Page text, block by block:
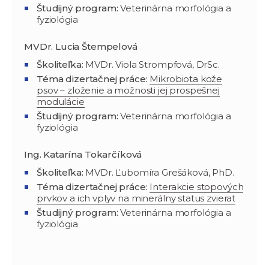
Študijný program: Veterinárna morfológia a
fyziológia
MVDr. Lucia Štempelová
Školiteľka: MVDr. Viola Strompfová, DrSc.
Téma dizertačnej práce: Mikrobiota kože
psov – zloženie a možnosti jej prospešnej
modulácie
Študijný program: Veterinárna morfológia a
fyziológia
Ing. Katarína Tokarčíková
Školiteľka: MVDr. Ľubomíra Grešáková, PhD.
Téma dizertačnej práce: Interakcie stopových
prvkov a ich vplyv na minerálny status zvierat
Študijný program: Veterinárna morfológia a
fyziológia